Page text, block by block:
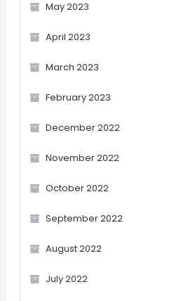
May 2023
April 2023
March 2023
February 2023
December 2022
November 2022
October 2022
September 2022
August 2022
July 2022